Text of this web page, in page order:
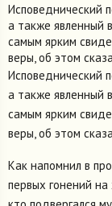
Исповеднический
а также явленный
самым ярким
веры, об этом
Исповеднический
а также явленный
самым ярким
веры, об этом
Как напомнил в
первых гонений